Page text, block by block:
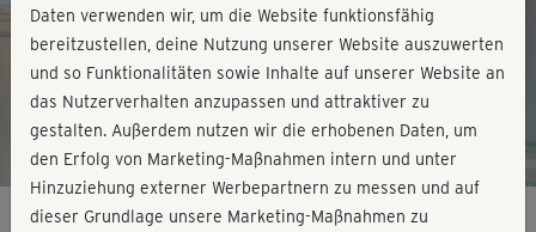
Play
Video
Daten verwenden wir, um die Website funktionsfähig
bereitzustellen, deine Nutzung unserer Website auszuwerten
und so Funktionalitäten sowie Inhalte auf unserer Website an
das Nutzerverhalten anzupassen und attraktiver zu
gestalten. Außerdem nutzen wir die erhobenen Daten, um
den Erfolg von Marketing-Maßnahmen intern und unter
Hinzuziehung externer Werbepartnern zu messen und auf
dieser Grundlage unsere Marketing-Maßnahmen zu